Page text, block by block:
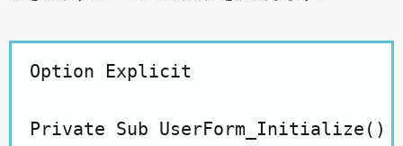
Option Explicit
Private Sub UserForm_Initialize()